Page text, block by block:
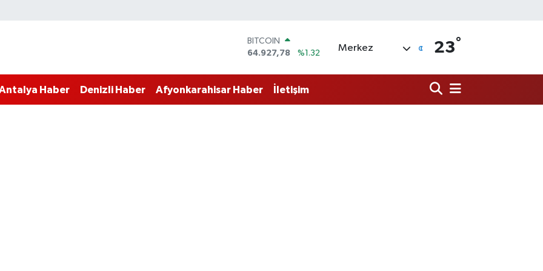
DOLAR
47,5894
%0.08
STERLİN
Merkez 23°
Haber Denizli Haber Afyonkarahisar Haber İletişim